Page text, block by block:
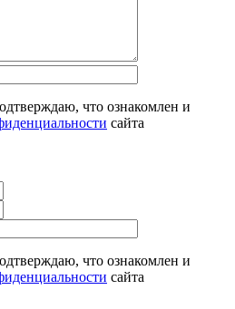
что ознакомлен и
сайта
что ознакомлен и
сайта